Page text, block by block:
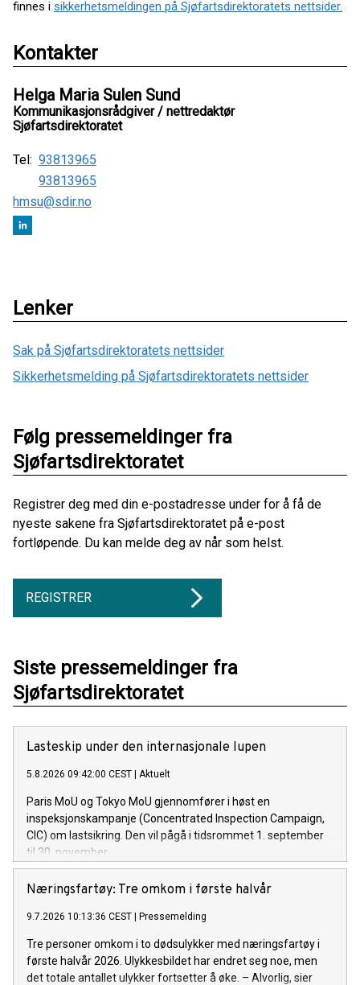
finnes i sikkerhetsmeldingen på Sjøfartsdirektoratets nettsider.
Kontakter
Helga Maria Sulen Sund
Kommunikasjonsrådgiver / nettredaktør
Sjøfartsdirektoratet
Tel: 93813965
93813965
hmsu@sdir.no
Lenker
Sak på Sjøfartsdirektoratets nettsider
Sikkerhetsmelding på Sjøfartsdirektoratets nettsider
Følg pressemeldinger fra
Sjøfartsdirektoratet
Registrer deg med din e-postadresse under for å få de
nyeste sakene fra Sjøfartsdirektoratet på e-post
fortløpende. Du kan melde deg av når som helst.
REGISTRER
Siste pressemeldinger fra
Sjøfartsdirektoratet
Lasteskip under den internasjonale lupen
5.8.2026 09:42:00 CEST | Aktuelt
Paris MoU og Tokyo MoU gjennomfører i høst en
inspeksjonskampanje (Concentrated Inspection Campaign,
CIC) om lastsikring. Den vil pågå i tidsrommet 1. september
til 30. november.
Næringsfartøy: Tre omkom i første halvår
9.7.2026 10:13:36 CEST | Pressemelding
Tre personer omkom i to dødsulykker med næringsfartøy i
første halvår 2026. Ulykkesbildet har endret seg noe, men
det totale antallet ulykker fortsetter å øke. – Alvorlig, sier